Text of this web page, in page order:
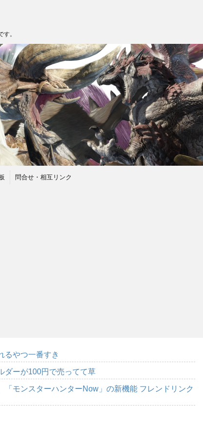
。
問合せ・相互リンク
るやつ一番すき
ダーが100円で売ってて草
「モンスターハンターNow」の新機能 フレンドリンク